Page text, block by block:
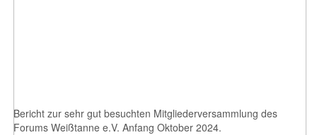
Bericht zur sehr gut besuchten Mitgliederversammlung des
Forums Weißtanne e.V. Anfang Oktober 2024.